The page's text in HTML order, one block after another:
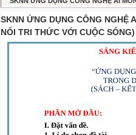
SKNN ỨNG DỤNG CÔNG NGHỆ
NỐI TRI THỨC VỚI CUỘC SỐNG)